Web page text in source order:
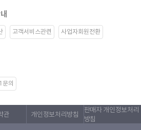
고객서비스관련 사업자회원전환
문의
관 개인정보처리방침
판매자 개인정보처리
방침